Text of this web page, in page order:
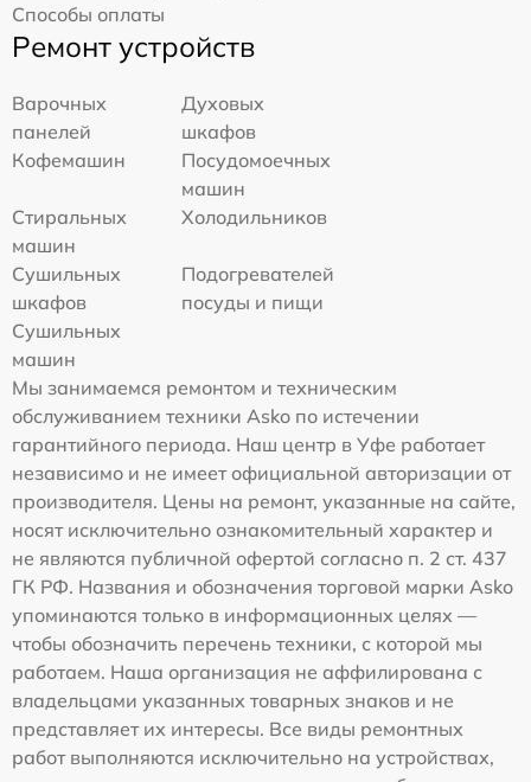
Способы оплаты
Ремонт устройств
Варочных
панелей
Духовых
шкафов
Кофемашин
Посудомоечных
машин
Стиральных
машин
Холодильников
Сушильных
шкафов
Подогревателей
посуды и пищи
Сушильных
машин
Мы занимаемся ремонтом и техническим
обслуживанием техники Asko по истечении
гарантийного периода. Наш центр в Уфе работает
независимо и не имеет официальной авторизации от
производителя. Цены на ремонт, указанные на сайте,
носят исключительно ознакомительный характер и
не являются публичной офертой согласно п. 2 ст. 437
ГК РФ. Названия и обозначения торговой марки Asko
упоминаются только в информационных целях —
чтобы обозначить перечень техники, с которой мы
работаем. Наша организация не аффилирована с
владельцами указанных товарных знаков и не
представляет их интересы. Все виды ремонтных
работ выполняются исключительно на устройствах,